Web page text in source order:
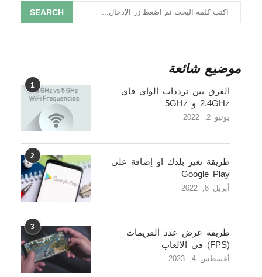
SEARCH
موضيع شائعة
1
الفرق بين ترددات الواي فاي
2.4GHz و 5GHz
يونيو 2, 2022
2
طريقة تغير بلدك او إضافة على
Google Play
أبريل 8, 2022
3
طريقة عرض عدد الفريمات
(FPS) في الالعاب
أغسطس 4, 2023